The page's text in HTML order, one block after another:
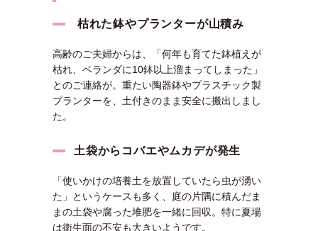
枯れた鉢やプランターが山積み
高齢のご夫婦からは、「何年も育てた鉢植えが
枯れ、ベランダに10鉢以上溜まってしまった」
とのご連絡が。重たい陶器鉢やプラスチック製
プランターを、土付きのまま安全に搬出しまし
た。
土袋からコバエやムカデが発生
「使いかけの培養土を放置していたら虫が湧い
た」というケースも多く、庭の片隅に積んだま
まの土袋や腐った堆肥を一緒に回収。特に夏場
は衛生面の不安も大きいようです。